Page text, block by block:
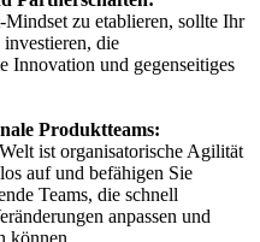
zu etablieren, sollte Ihr
die
Innovation und gegenseitiges
Produktteams:
ist organisatorische Agilität
auf und befähigen Sie
Teams, die schnell
anpassen und
können.